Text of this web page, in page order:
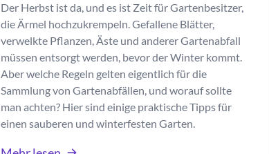
Der Herbst ist da, und es ist Zeit für Gartenbesitzer,
die Ärmel hochzukrempeln. Gefallene Blätter,
verwelkte Pflanzen, Äste und anderer Gartenabfall
müssen entsorgt werden, bevor der Winter kommt.
Aber welche Regeln gelten eigentlich für die
Sammlung von Gartenabfällen, und worauf sollte
man achten? Hier sind einige praktische Tipps für
einen sauberen und winterfesten Garten.